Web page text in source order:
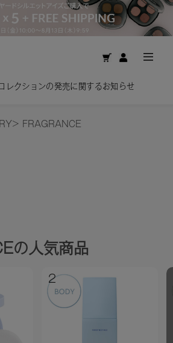
レクションの発売に関するお知らせ
> FRAGRANCE
の人気商品
2